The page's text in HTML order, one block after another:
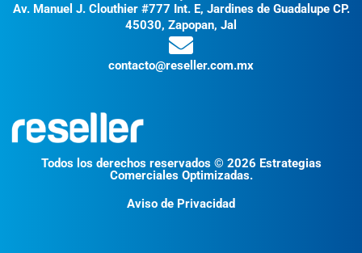
Av. Manuel J. Clouthier #777 Int. E, Jardines de Guadalupe CP.
45030, Zapopan, Jal
contacto@reseller.com.mx
Todos los derechos reservados © 2026 Estrategias
Comerciales Optimizadas.
Aviso de Privacidad